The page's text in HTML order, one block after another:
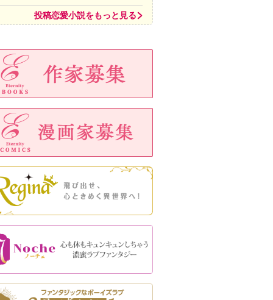
投稿恋愛小説をもっと見る